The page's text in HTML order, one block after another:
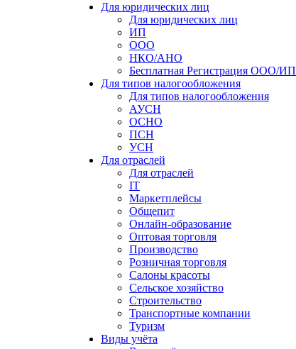
Для юридических лиц
Для юридических лиц
ИП
ООО
НКО/АНО
Бесплатная Регистрация ООО/ИП
Для типов налогообложения
Для типов налогообложения
АУСН
ОСНО
ПСН
УСН
Для отраслей
Для отраслей
IT
Маркетплейсы
Общепит
Онлайн-образование
Оптовая торговля
Производство
Розничная торговля
Салоны красоты
Сельское хозяйство
Строительство
Транспортные компании
Туризм
Виды учёта